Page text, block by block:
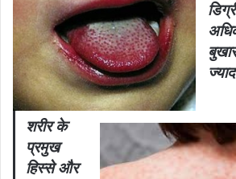
शरीर के
प्रमुख
हिस्से और